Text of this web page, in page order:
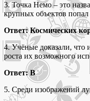
3. Точка Немо – это
крупных объектов попал
Ответ: Космических
4. Учёные доказали, что
роста их возможного
Ответ: В
5. Среди изображений